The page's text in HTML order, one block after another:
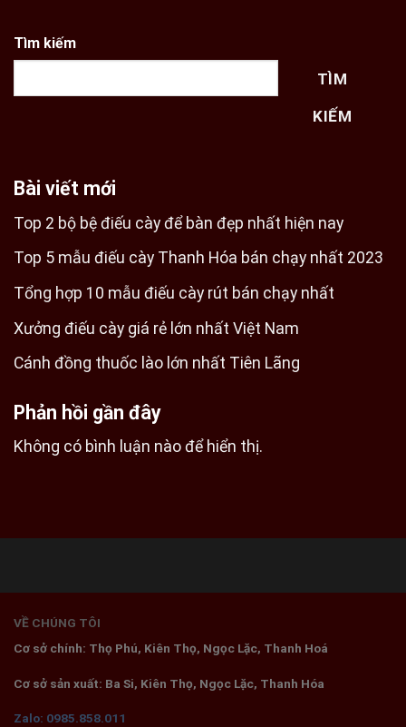
Tìm kiếm
TÌM
KIẾM
Bài viết mới
Top 2 bộ bệ điếu cày để bàn đẹp nhất hiện nay
Top 5 mẫu điếu cày Thanh Hóa bán chạy nhất 2023
Tổng hợp 10 mẫu điếu cày rút bán chạy nhất
Xưởng điếu cày giá rẻ lớn nhất Việt Nam
Cánh đồng thuốc lào lớn nhất Tiên Lãng
Phản hồi gần đây
Không có bình luận nào để hiển thị.
VỀ CHÚNG TÔI
Cơ sở chính: Thọ Phú, Kiên Thọ, Ngọc Lặc, Thanh Hoá
Cơ sở sản xuất: Ba Si, Kiên Thọ, Ngọc Lặc, Thanh Hóa
Zalo: 0985.858.011